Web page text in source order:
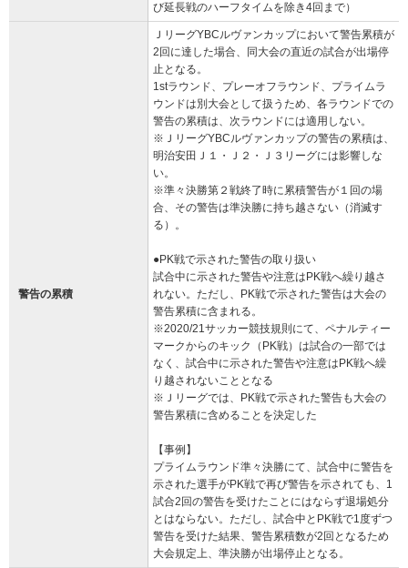
び延長戦のハーフタイムを除き4回まで）
警告の累積
ＪリーグYBCルヴァンカップにおいて警告累積が
2回に達した場合、同大会の直近の試合が出場停
止となる。
1stラウンド、プレーオフラウンド、プライムラ
ウンドは別大会として扱うため、各ラウンドでの
警告の累積は、次ラウンドには適用しない。
※ＪリーグYBCルヴァンカップの警告の累積は、
明治安田Ｊ１・Ｊ２・Ｊ３リーグには影響しな
い。
※準々決勝第２戦終了時に累積警告が１回の場
合、その警告は準決勝に持ち越さない（消滅す
る）。
●PK戦で示された警告の取り扱い
試合中に示された警告や注意はPK戦へ繰り越さ
れない。ただし、PK戦で示された警告は大会の
警告累積に含まれる。
※2020/21サッカー競技規則にて、ペナルティー
マークからのキック（PK戦）は試合の一部では
なく、試合中に示された警告や注意はPK戦へ繰
り越されないこととなる
※Ｊリーグでは、PK戦で示された警告も大会の
警告累積に含めることを決定した
【事例】
プライムラウンド準々決勝にて、試合中に警告を
示された選手がPK戦で再び警告を示されても、1
試合2回の警告を受けたことにはならず退場処分
とはならない。ただし、試合中とPK戦で1度ずつ
警告を受けた結果、警告累積数が2回となるため
大会規定上、準決勝が出場停止となる。